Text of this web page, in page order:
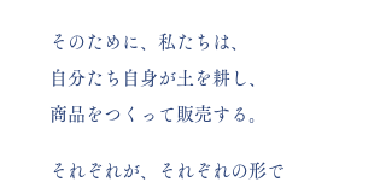
そのために、私たちは、
自分たち自身が土を耕し、
商品をつくって販売する。
それぞれが、それぞれの形で